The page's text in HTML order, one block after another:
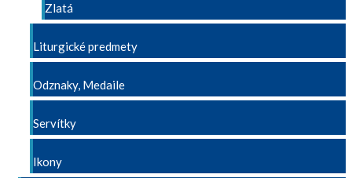
Zlatá
Liturgické predmety
Odznaky, Medaile
Servítky
Ikony